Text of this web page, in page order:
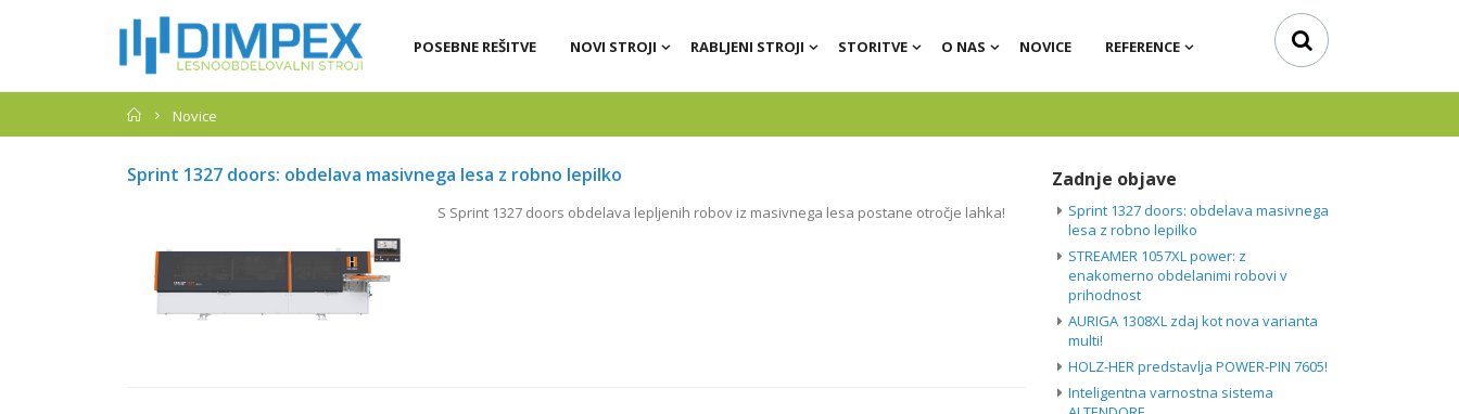
POSEBNE REŠITVE NOVI STROJI REFERENCE
RABLJENI STROJI STORITVE O NAS NOVICE
Domov
Novice
Sprint 1327 doors: obdelava masivnega lesa z robno lepilko
S Sprint 1327 doors obdelava lepljenih robov iz masivnega lesa postane otročje lahka!
Zadnje objave
Sprint 1327 doors: obdelava masivnega
lesa z robno lepilko
STREAMER 1057XL power: z
enakomerno obdelanimi robovi v
prihodnost
AURIGA 1308XL zdaj kot nova varianta
multi!
HOLZ-HER predstavlja POWER-PIN 7605!
Inteligentna varnostna sistema